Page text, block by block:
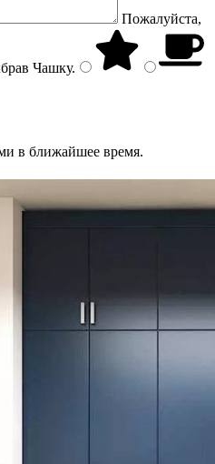
Пожалуйста,
Чашку.
в ближайшее время.